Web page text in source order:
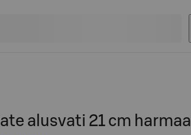
alusvati 21 cm harmaa